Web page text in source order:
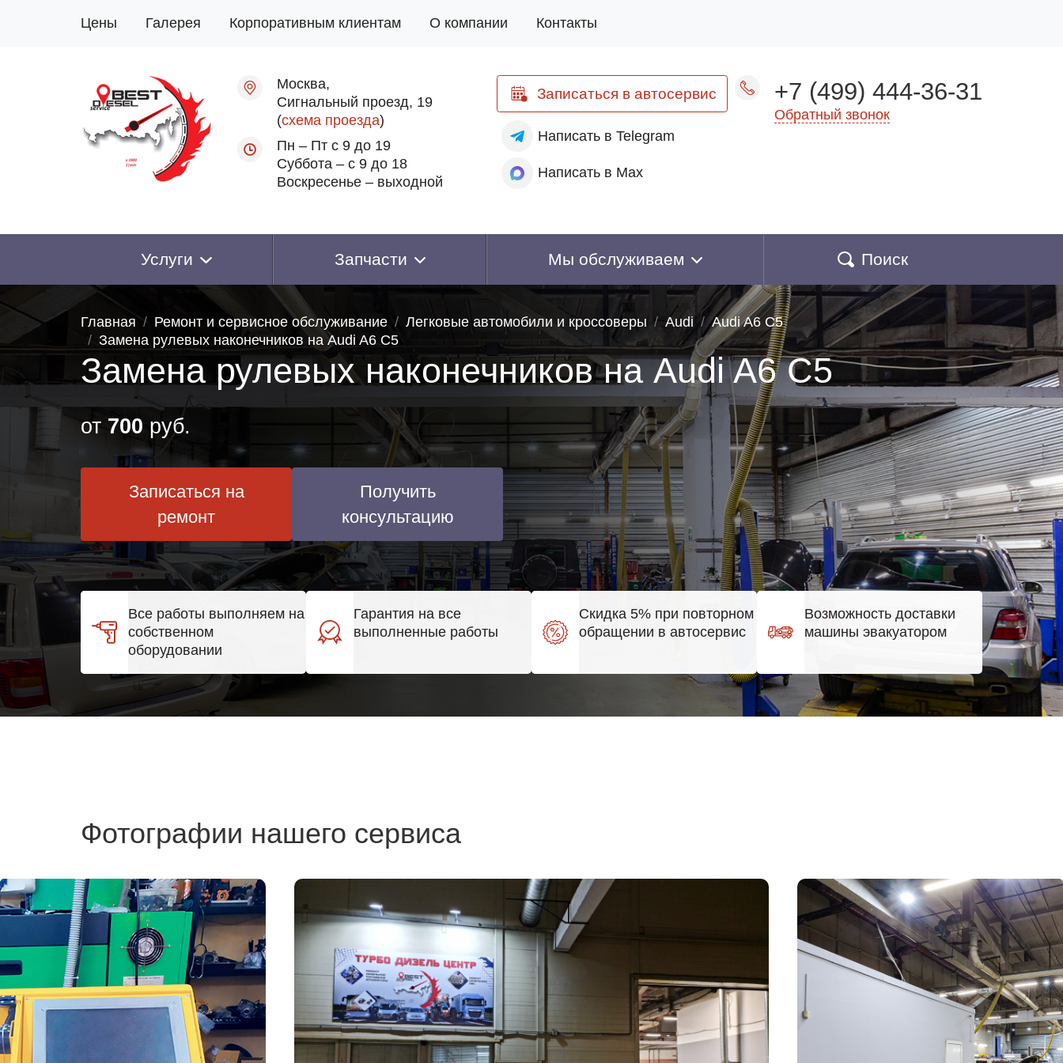
Цены Галерея Корпоративным клиентам О компании Контакты
Москва,
Сигнальный проезд, 19
(схема проезда)
Пн – Пт с 9 до 19
Суббота – с 9 до 18
Воскресенье – выходной
Записаться в автосервис
Написатьв Telegram
Написатьв Max
+7 (499) 444-36-31
Обратный звонок
Услуги Запчасти Мы обслуживаем Поиск
Главная Ремонт и сервисное обслуживание Легковые автомобили и кроссоверы Audi
Audi A6 C5
Замена рулевых наконечников на Audi A6 C5
Замена рулевых наконечников на Audi A6 C5
от 700 руб.
Записаться на
ремонт
Получить
консультацию
Все работы выполняем на
собственном
оборудовании
Гарантия на все
выполненные работы
Скидка 5% при повторном
обращении в автосервис
Возможность доставки
машины эвакуатором
Фотографии нашего сервиса